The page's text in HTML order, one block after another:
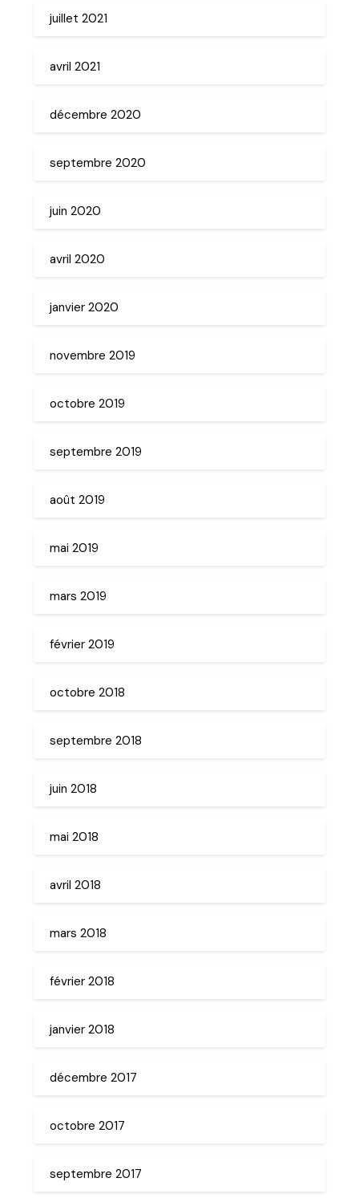
juillet 2021
avril 2021
décembre 2020
septembre 2020
juin 2020
avril 2020
janvier 2020
novembre 2019
octobre 2019
septembre 2019
août 2019
mai 2019
mars 2019
février 2019
octobre 2018
septembre 2018
juin 2018
mai 2018
avril 2018
mars 2018
février 2018
janvier 2018
décembre 2017
octobre 2017
septembre 2017